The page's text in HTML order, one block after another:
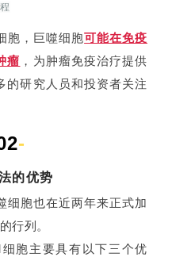
胞，巨噬细胞可能在免疫
瘤 ，为肿瘤免疫治疗提供
的研究人员和投资者关注
-
的优势
细胞也在近两年来正式加
行列。
胞主要具有以下三个优